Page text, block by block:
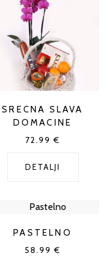
SRECNA SLAVA
DOMACINE
72.99 €
DETALJI
PASTELNO
58.99 €